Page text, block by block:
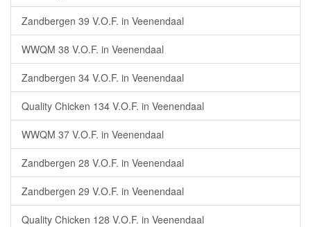
Zandbergen 39 V.O.F. in Veenendaal
WWQM 38 V.O.F. in Veenendaal
Zandbergen 34 V.O.F. in Veenendaal
Quality Chicken 134 V.O.F. in Veenendaal
WWQM 37 V.O.F. in Veenendaal
Zandbergen 28 V.O.F. in Veenendaal
Zandbergen 29 V.O.F. in Veenendaal
Quality Chicken 128 V.O.F. in Veenendaal